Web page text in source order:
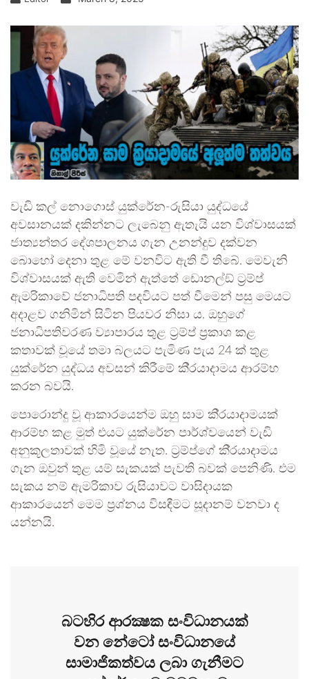
වැඩි කල් නොගොස් යුක්රේන-රුසියා යුද්ධයේ
අවසානයක් දකින්නට ලැබෙනු ඇතැයි යන විශ්වාසයක්
ජාත්‍යන්තර දේශපාලනය ගැන උනන්දුව දක්වන
බොහෝ දෙනා තුළ මේ වනවිට ඇති වී තිබේ. මෙවැනි
විශ්වාසයක් ඇති වෙමින් ඇත්තේ ඩොනල්ඞ් ට‍්‍රම්ප්
ඇමරිකාවේ ජනාධිපති පදවියට පත් වීමෙන් පසු මෙයට
අදාළව ගනිමින් සිටින පියවර නිසා ය. ඔහුගේ
ජනාධිපතිවරණ ව්‍යාපාරය තුළ ට‍්‍රම්ප් ප‍්‍රකාශ කළ
කතාවක් වූයේ තමා බලයට පැමිණ පැය 24 ක් තුළ
යුක්රේන යුද්ධය අවසන් කිරීමේ කි‍්‍රයාදාමය ආරම්භ
කරන බවයි.
පොරොන්දු වූ ආකාරයෙන්ම ඔහු සාම කි‍්‍රයාදාමයක්
ආරම්භ කළ මුත් එයට යුක්රේන පාර්ශ්වයෙන් වැඩි
අනුකූලතාවක් හිමි වූයේ නැත. ට‍්‍රම්ප්ගේ කි‍්‍රයාදාමය
ගැන ඔවුන් තුළ යම් සැකයක් පැවති බවක් පෙනිණි. එම
සැකය නම් ඇමරිකාව රුසියාවට වාසිදායක
ආකාරයෙන් මෙම ප‍්‍රශ්නය විසඳීමට සූදානම් වනවා ද
යන්නයි.
බටහිර ආරක්‍ෂක සංවිධානයක්
වන නේටෝ සංවිධානයේ
සාමාජිකත්වය ලබා ගැනීමට